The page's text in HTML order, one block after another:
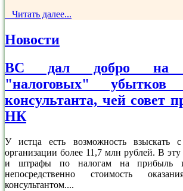
Читать далее...
Новости
ВС дал добро на
"налоговых"
консультанта, чей совет
НК
У истца есть возможность взыскать с
организации более 11,7 млн рублей. В
и штрафы по налогам на
непосредственно стоимость
консультантом....